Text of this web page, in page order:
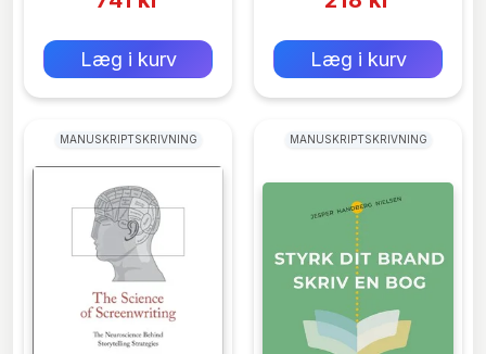
Læg i kurv Læg i kurv
MANUSKRIPTSKRIVNING MANUSKRIPTSKRIVNING